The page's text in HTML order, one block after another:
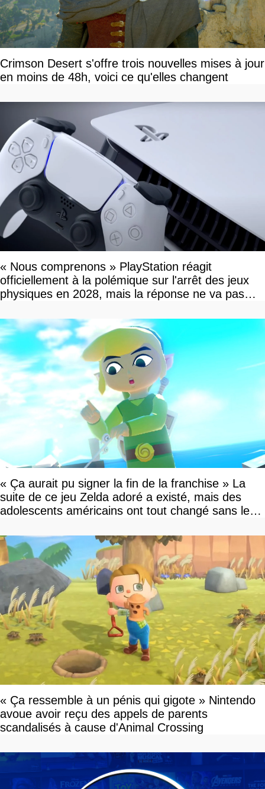
Crimson Desert s'offre trois nouvelles mises à jour
en moins de 48h, voici ce qu'elles changent
« Nous comprenons » PlayStation réagit
officiellement à la polémique sur l'arrêt des jeux
physiques en 2028, mais la réponse ne va pas
« Ça aurait pu signer la fin de la franchise » La
suite de ce jeu Zelda adoré a existé, mais des
adolescents américains ont tout changé sans le
« Ça ressemble à un pénis qui gigote » Nintendo
avoue avoir reçu des appels de parents
scandalisés à cause d'Animal Crossing